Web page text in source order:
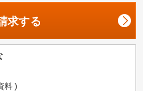
求する
料 )